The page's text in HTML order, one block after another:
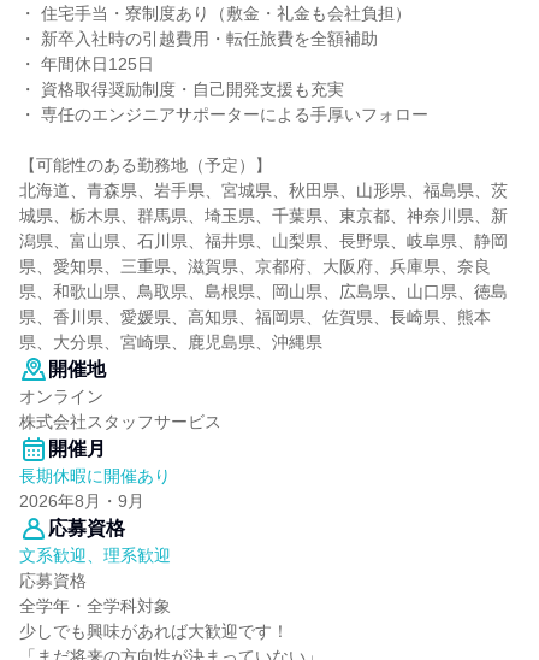
・ 住宅手当・寮制度あり（敷金・礼金も会社負担）
・ 新卒入社時の引越費用・転任旅費を全額補助
・ 年間休日125日
・ 資格取得奨励制度・自己開発支援も充実
・ 専任のエンジニアサポーターによる手厚いフォロー
【可能性のある勤務地（予定）】
北海道、青森県、岩手県、宮城県、秋田県、山形県、福島県、茨
城県、栃木県、群馬県、埼玉県、千葉県、東京都、神奈川県、新
潟県、富山県、石川県、福井県、山梨県、長野県、岐阜県、静岡
県、愛知県、三重県、滋賀県、京都府、大阪府、兵庫県、奈良
県、和歌山県、鳥取県、島根県、岡山県、広島県、山口県、徳島
県、香川県、愛媛県、高知県、福岡県、佐賀県、長崎県、熊本
県、大分県、宮崎県、鹿児島県、沖縄県
開催地
オンライン
株式会社スタッフサービス
開催月
長期休暇に開催あり
2026年8月・9月
応募資格
文系歓迎、理系歓迎
応募資格
全学年・全学科対象
少しでも興味があれば大歓迎です！